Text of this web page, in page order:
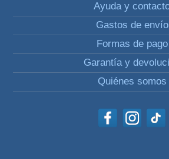
Ayuda y
Gastos de envío
Formas de pago
Garantía y
Quiénes somos